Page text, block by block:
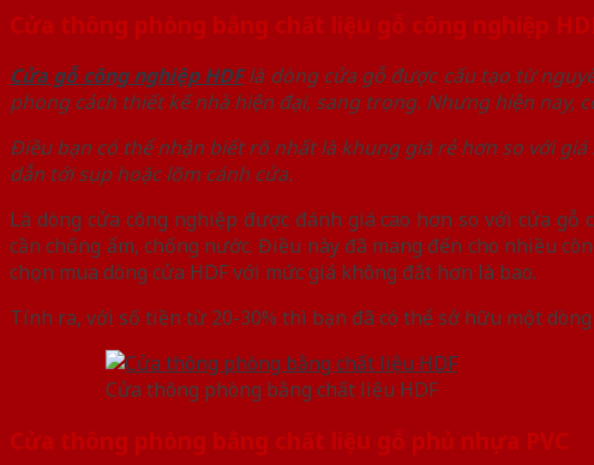
Cửa thông phòng bằng chất liệu gỗ công nghiệp
Cửa gỗ công nghiệp HDFlà dòng cửa gỗ được cấu tạo từ
phong cách thiết kế nhà hiện đại, sang trọng. Nhưng hiện
Điều bạn có thể nhận biết rõ nhất là khung giá rẻ hơn so với
dẫn tới sụp hoặc lõm cánh cửa.
Là dòng cửa công nghiệp được đánh giá cao hơn so với cửa gỗ
cần chống ẩm, chống nước. Điều này đã mang đến cho nhiều
chọn mua dòng cửa HDF với mức giá không đắt hơn là bao.
Tính ra, với số tiền từ 20-30% thì bạn đã có thể sở hữu một
Cửa thông phòng bằng chất liệu HDF
Cửa thông phòng bằng chất liệu gỗ phủ nhựa PVC